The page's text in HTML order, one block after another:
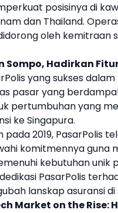
posisinya di
dan Thailand.
oleh kemitraan
Sompo, Hadirkan
yang sukses
pasar yang
pertumbuhan yang
ke Singapura.
pada 2019, PasarPolis
komitmennya guna
kebutuhan unik
PasarPolis
lanskap asuransi di
Market on the Rise: